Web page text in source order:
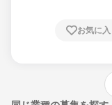
お気に入